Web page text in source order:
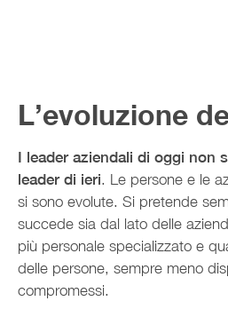
L’evoluzione
I leader aziendali di oggi non
leader di ieri. Le persone e le
si sono evolute. Si pretende
succede sia dal lato delle
più personale specializzato e
delle persone, sempre meno
compromessi.